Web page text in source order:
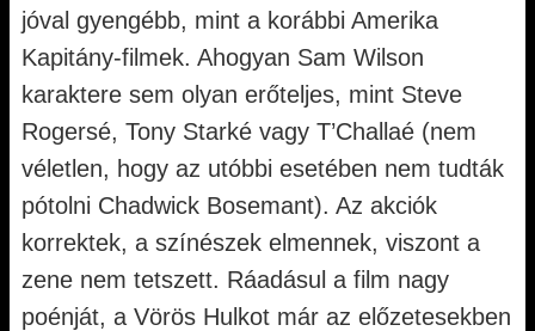
jóval gyengébb, mint a korábbi Amerika
Kapitány-filmek. Ahogyan Sam Wilson
karaktere sem olyan erőteljes, mint Steve
Rogersé, Tony Starké vagy T’Challaé (nem
véletlen, hogy az utóbbi esetében nem tudták
pótolni Chadwick Bosemant). Az akciók
korrektek, a színészek elmennek, viszont a
zene nem tetszett. Ráadásul a film nagy
poénját, a Vörös Hulkot már az előzetesekben